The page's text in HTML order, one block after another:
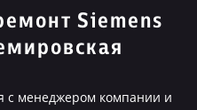
Siemens
с менеджером компании и